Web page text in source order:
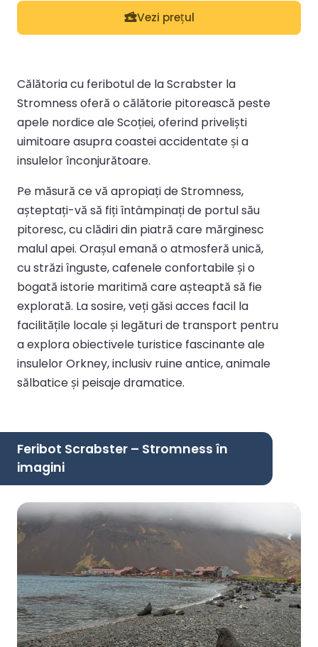
Vezi prețul
Călătoria cu feribotul de la Scrabster la
Stromness oferă o călătorie pitorească peste
apele nordice ale Scoției, oferind priveliști
uimitoare asupra coastei accidentate și a
insulelor înconjurătoare.
Pe măsură ce vă apropiați de Stromness,
așteptați-vă să fiți întâmpinați de portul său
pitoresc, cu clădiri din piatră care mărginesc
malul apei. Orașul emană o atmosferă unică,
cu străzi înguste, cafenele confortabile și o
bogată istorie maritimă care așteaptă să fie
explorată. La sosire, veți găsi acces facil la
facilitățile locale și legături de transport pentru
a explora obiectivele turistice fascinante ale
insulelor Orkney, inclusiv ruine antice, animale
sălbatice și peisaje dramatice.
Feribot Scrabster – Stromness în
imagini